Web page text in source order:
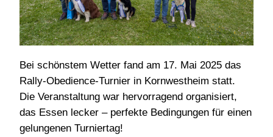
Bei schönstem Wetter fand am 17. Mai 2025 das
Rally-Obedience-Turnier in Kornwestheim statt.
Die Veranstaltung war hervorragend organisiert,
das Essen lecker – perfekte Bedingungen für einen
gelungenen Turniertag!